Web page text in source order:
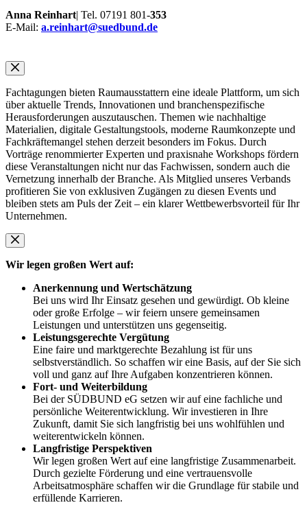
Anna Reinhart| Tel. 07191 801-353
E-Mail: a.reinhart@suedbund.de
Fachtagungen bieten Raumausstattern eine ideale Plattform, um sich
über aktuelle Trends, Innovationen und branchenspezifische
Herausforderungen auszutauschen. Themen wie nachhaltige
Materialien, digitale Gestaltungstools, moderne Raumkonzepte und
Fachkräftemangel stehen derzeit besonders im Fokus. Durch
Vorträge renommierter Experten und praxisnahe Workshops fördern
diese Veranstaltungen nicht nur das Fachwissen, sondern auch die
Vernetzung innerhalb der Branche. Als Mitglied unseres Verbands
profitieren Sie von exklusiven Zugängen zu diesen Events und
bleiben stets am Puls der Zeit – ein klarer Wettbewerbsvorteil für Ihr
Unternehmen.
Wir legen großen Wert auf:
Anerkennung und Wertschätzung
Bei uns wird Ihr Einsatz gesehen und gewürdigt. Ob kleine
oder große Erfolge – wir feiern unsere gemeinsamen
Leistungen und unterstützen uns gegenseitig.
Leistungsgerechte Vergütung
Eine faire und marktgerechte Bezahlung ist für uns
selbstverständlich. So schaffen wir eine Basis, auf der Sie sich
voll und ganz auf Ihre Aufgaben konzentrieren können.
Fort- und Weiterbildung
Bei der SÜDBUND eG setzen wir auf eine fachliche und
persönliche Weiterentwicklung. Wir investieren in Ihre
Zukunft, damit Sie sich langfristig bei uns wohlfühlen und
weiterentwickeln können.
Langfristige Perspektiven
Wir legen großen Wert auf eine langfristige Zusammenarbeit.
Durch gezielte Förderung und eine vertrauensvolle
Arbeitsatmosphäre schaffen wir die Grundlage für stabile und
erfüllende Karrieren.